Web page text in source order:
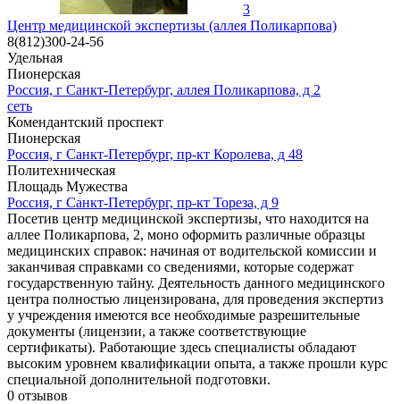
3
Центр медицинской экспертизы (аллея Поликарпова)
8(812)300-24-56
Удельная
Пионерская
Россия, г Санкт-Петербург, аллея Поликарпова, д 2
сеть
Комендантский проспект
Пионерская
Россия, г Санкт-Петербург, пр-кт Королева, д 48
Политехническая
Площадь Мужества
Россия, г Санкт-Петербург, пр-кт Тореза, д 9
Посетив центр медицинской экспертизы, что находится на
аллее Поликарпова, 2, моно оформить различные образцы
медицинских справок: начиная от водительской комиссии и
заканчивая справками со сведениями, которые содержат
государственную тайну. Деятельность данного медицинского
центра полностью лицензирована, для проведения экспертиз
у учреждения имеются все необходимые разрешительные
документы (лицензии, а также соответствующие
сертификаты). Работающие здесь специалисты обладают
высоким уровнем квалификации опыта, а также прошли курс
специальной дополнительной подготовки.
0 отзывов